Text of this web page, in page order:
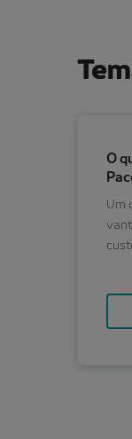
O
Um